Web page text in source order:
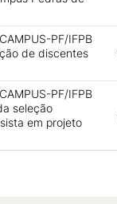
PF/IFPB
de discentes
PF/IFPB
seleção
em projeto